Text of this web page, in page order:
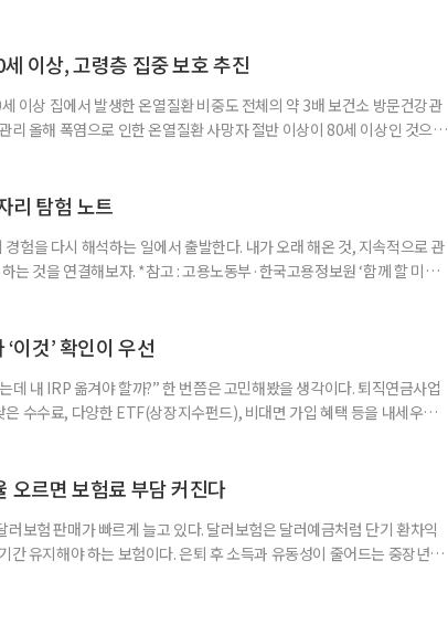
했다. 15세 이상 인구에서 차지하는 비중은
이상, 고령층 집중 보호 추진
이상 집에서 발생한 온열질환 비중도 전체의 약 3배 보건소 방문건강관
리 올해 폭염으로 인한 온열질환 사망자 절반 이상이 80세 이상인 것으로
300명(12.3%)으로 집계됐다. 연령별 환자 수
리 탐험 노트
험을 다시 해석하는 일에서 출발한다. 내가 오래 해온 것, 지속적으로 관
는 것을 연결해보자. *참고 : 고용노동부·한국고용정보원 ‘함께 할 미래
▷ 그중 내가 직접 해볼 만
이것’ 확인이 우선
데 내 IRP 옮겨야 할까?” 한 번쯤은 고민해봤을 생각이다. 퇴직연금사업
수수료, 다양한 ETF(상장지수펀드), 비대면 가입 혜택 등을 내세우며
에 잘 들어온다. 하지만 수익률 숫자는 기준에 따라달라질 수 있다.
오르면 보험료 부담 커진다
보험 판매가 빠르게 늘고 있다. 달러보험은 달러예금처럼 단기 환차익
간 유지해야 하는 보험이다. 은퇴 후 소득과 유동성이 줄어드는 중장년층